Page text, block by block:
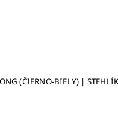
(ČIERNO-BIELY) |